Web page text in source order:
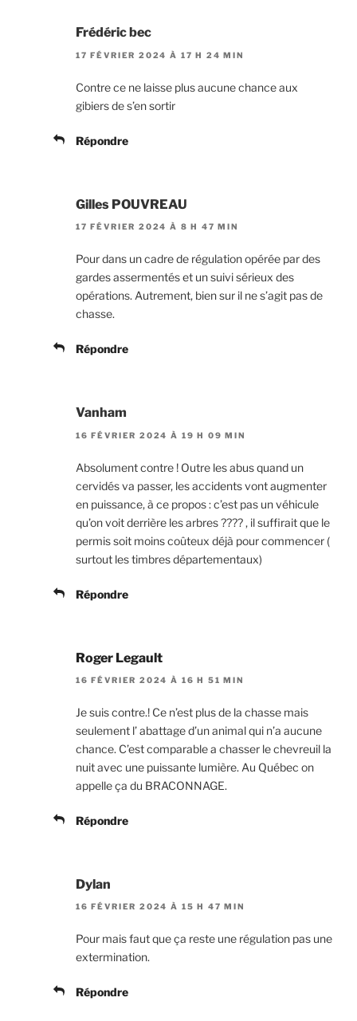
Frédéric bec
17 FÉVRIER 2024 À 17 H 24 MIN
Contre ce ne laisse plus aucune chance aux
gibiers de s’en sortir
Répondre
Gilles POUVREAU
17 FÉVRIER 2024 À 8 H 47 MIN
Pour dans un cadre de régulation opérée par des
gardes assermentés et un suivi sérieux des
opérations. Autrement, bien sur il ne s’agit pas de
chasse.
Répondre
Vanham
16 FÉVRIER 2024 À 19 H 09 MIN
Absolument contre ! Outre les abus quand un
cervidés va passer, les accidents vont augmenter
en puissance, à ce propos : c’est pas un véhicule
qu’on voit derrière les arbres ???? , il suffirait que le
permis soit moins coûteux déjà pour commencer (
surtout les timbres départementaux)
Répondre
Roger Legault
16 FÉVRIER 2024 À 16 H 51 MIN
Je suis contre.! Ce n’est plus de la chasse mais
seulement l’ abattage d’un animal qui n’a aucune
chance. C’est comparable a chasser le chevreuil la
nuit avec une puissante lumière. Au Québec on
appelle ça du BRACONNAGE.
Répondre
Dylan
16 FÉVRIER 2024 À 15 H 47 MIN
Pour mais faut que ça reste une régulation pas une
extermination.
Répondre